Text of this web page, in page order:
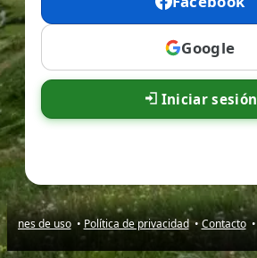
Google
Iniciar sesión
de uso• Política de privacidad• Contacto•